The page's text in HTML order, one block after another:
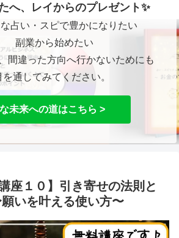
へ、レイからのプレゼント✨
占い・スピで豊かになりたい
副業から始めたい
間違った方向へ行かないためにも
通してみてください。
未来への道はこちら >
座１０】引き寄せの法則と
いを叶える使い方〜